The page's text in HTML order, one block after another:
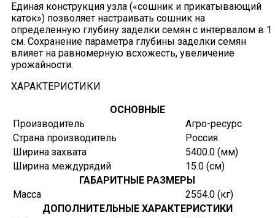
Единая конструкция узла («сошник и прикатывающий
каток») позволяет настраивать сошник на
определенную глубину заделки семян с интервалом в 1
см. Сохранение параметра глубины заделки семян
влияет на равномерную всхожесть, увеличение
урожайности.
ХАРАКТЕРИСТИКИ
ОСНОВНЫЕ
Производитель
Агро-ресурс
Страна производитель
Россия
Ширина захвата
5400.0 (мм)
Ширина междурядий
15.0 (см)
ГАБАРИТНЫЕ РАЗМЕРЫ
Масса
2554.0 (кг)
ДОПОЛНИТЕЛЬНЫЕ ХАРАКТЕРИСТИКИ